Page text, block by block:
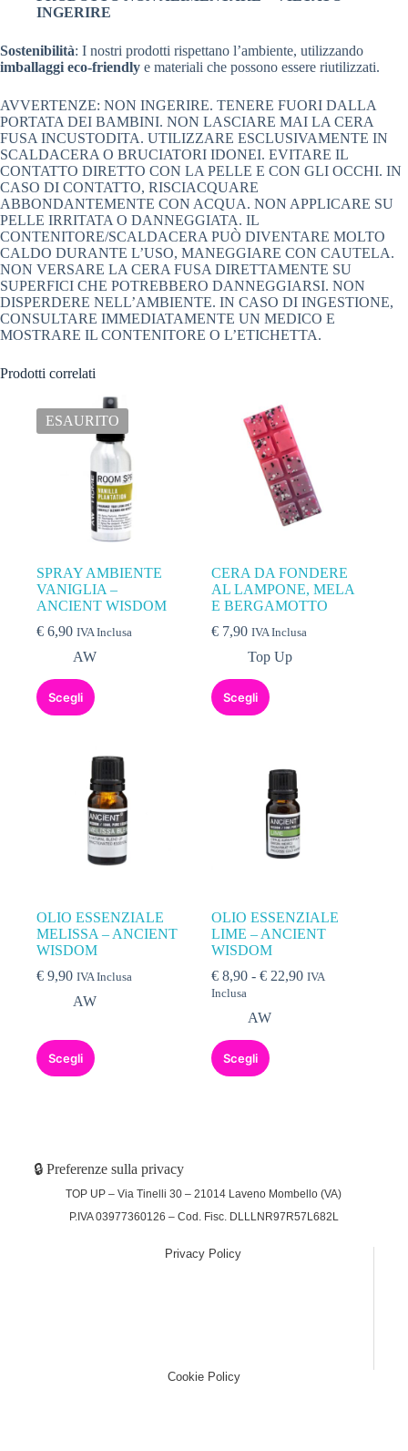
INGERIRE
Sostenibilità: I nostri prodotti rispettano l’ambiente, utilizzando
imballaggi eco-friendly e materiali che possono essere riutilizzati.
AVVERTENZE: NON INGERIRE. TENERE FUORI DALLA
PORTATA DEI BAMBINI. NON LASCIARE MAI LA CERA
FUSA INCUSTODITA. UTILIZZARE ESCLUSIVAMENTE IN
SCALDACERA O BRUCIATORI IDONEI. EVITARE IL
CONTATTO DIRETTO CON LA PELLE E CON GLI OCCHI. IN
CASO DI CONTATTO, RISCIACQUARE
ABBONDANTEMENTE CON ACQUA. NON APPLICARE SU
PELLE IRRITATA O DANNEGGIATA. IL
CONTENITORE/SCALDACERA PUÒ DIVENTARE MOLTO
CALDO DURANTE L’USO, MANEGGIARE CON CAUTELA.
NON VERSARE LA CERA FUSA DIRETTAMENTE SU
SUPERFICI CHE POTREBBERO DANNEGGIARSI. NON
DISPERDERE NELL’AMBIENTE. IN CASO DI INGESTIONE,
CONSULTARE IMMEDIATAMENTE UN MEDICO E
MOSTRARE IL CONTENITORE O L’ETICHETTA.
Prodotti correlati
ESAURITO
SPRAY AMBIENTE
VANIGLIA –
ANCIENT WISDOM
€ 6,90 IVA Inclusa
AW
Scegli
CERA DA FONDERE
AL LAMPONE, MELA
E BERGAMOTTO
€ 7,90 IVA Inclusa
Top Up
Scegli
OLIO ESSENZIALE
MELISSA – ANCIENT
WISDOM
€ 9,90 IVA Inclusa
AW
Scegli
OLIO ESSENZIALE
LIME – ANCIENT
WISDOM
€ 8,90 - € 22,90 IVA
Inclusa
AW
Scegli
🔒 Preferenze sulla privacy
TOP UP – Via Tinelli 30 – 21014 Laveno Mombello (VA)
P.IVA 03977360126 – Cod. Fisc. DLLLNR97R57L682L
Privacy Policy
Cookie Policy